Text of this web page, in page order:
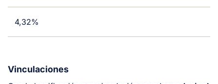
4,32%
Vinculaciones